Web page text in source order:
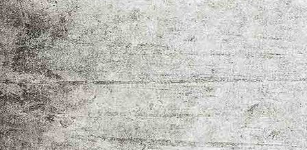
Aussicht